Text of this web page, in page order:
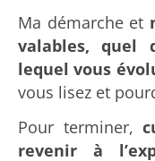
Ma démarche et
valables, quel
lequel vous
vous lisez et
Pour terminer,
revenir à